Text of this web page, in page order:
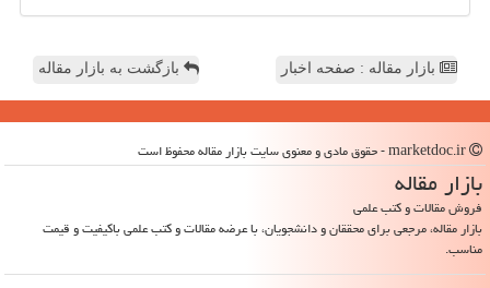
بازار مقاله : صفحه اخبار بازگشت به بازار مقاله
بازار مقاله
فروش مقالات و کتب علمی
بازار مقاله، مرجعی برای محققان و دانشجویان، با عرضه مقالات و کتب علمی باکیفیت و قیمت
مناسب.